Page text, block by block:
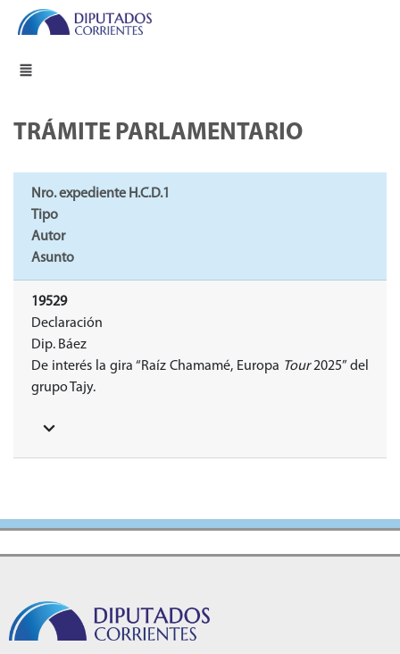
TRÁMITE PARLAMENTARIO
Nro. expediente H.C.D.1
Tipo
Autor
Asunto
19529
Declaración
Dip. Báez
De interés la gira “Raíz Chamamé, Europa Tour2025” del
grupo Tajy.